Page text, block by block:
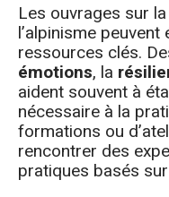
Les ouvrages sur
l’alpinisme
ressources clés.
émotions, la
aident souvent à
nécessaire à la
formations ou
rencontrer des
pratiques basés